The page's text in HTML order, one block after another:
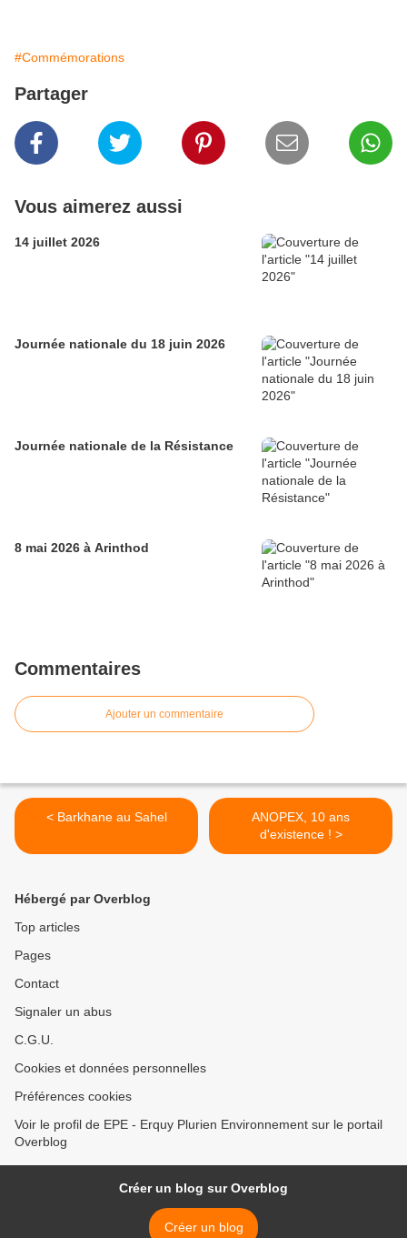
#Commémorations
Partager
Vous aimerez aussi
14 juillet 2026
Journée nationale du 18 juin 2026
Journée nationale de la Résistance
8 mai 2026 à Arinthod
Commentaires
Ajouter un commentaire
< Barkhane au Sahel
ANOPEX, 10 ans
d'existence ! >
Hébergé par Overblog
Top articles
Pages
Contact
Signaler un abus
C.G.U.
Cookies et données personnelles
Préférences cookies
Voir le profil de EPE - Erquy Plurien Environnement sur le portail
Overblog
Créer un blog sur Overblog
Créer un blog